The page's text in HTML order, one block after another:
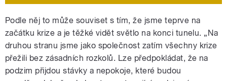
Podle něj to může souviset s tím, že jsme teprve na
začátku krize a je těžké vidět světlo na konci tunelu. „Na
druhou stranu jsme jako společnost zatím všechny krize
přežili bez zásadních rozkolů. Lze předpokládat, že na
podzim přijdou stávky a nepokoje, které budou